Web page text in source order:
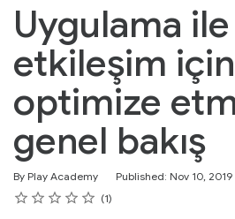
Uygulama ile
etkileşim için
optimize
genel bakış
By Play Academy Published: Nov 10, 2019
Duration
Difficulty
Rating
1 star
2 stars
3 stars
4 stars
5 stars
Average rating: 5.0 1
1 review